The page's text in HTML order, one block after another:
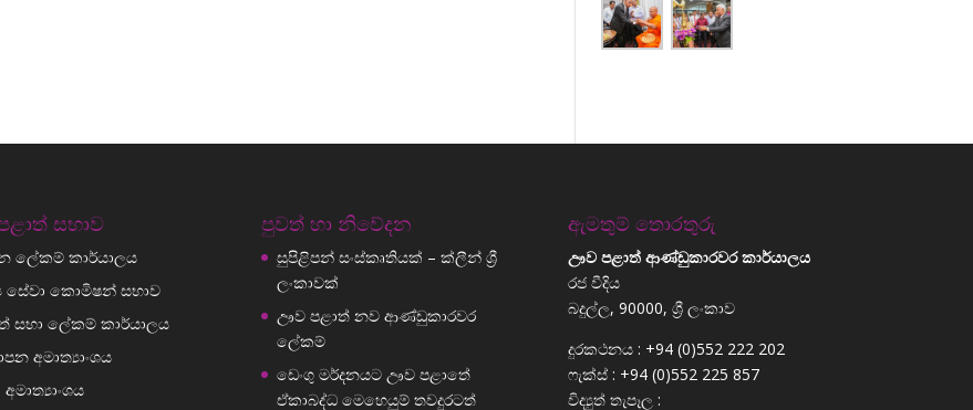
සභාව
ලේකම් කාර්යාලය
සේවා කොමිෂන් සභාව
සභා ලේකම් කාර්යාලය
අමාත්‍යාංශය
අමාත්‍යාංශය
පුවත් හා නිවේදන
සුපිළිපන් සංස්කෘතියක් – ක්ලීන් ශ්‍රී
ලංකාවක්
ඌව පළාත් නව ආණ්ඩුකාරවර
ලේකම්
ඩෙංගු මර්දනයට ඌව පළාතේ
ඒකාබද්ධ මෙහෙයුම් තවදුරටත්
ඇමතුම් තොරතුරු
ඌව පළාත් ආණ්ඩුකාරවර කාර්යාලය
රජ වීදිය
බදුල්ල, 90000, ශ්‍රී ලංකාව
දුරකථනය : +94 (0)552 222 202
ෆැක්ස් : +94 (0)552 225 857
විද්‍යුත් තැපෑල :